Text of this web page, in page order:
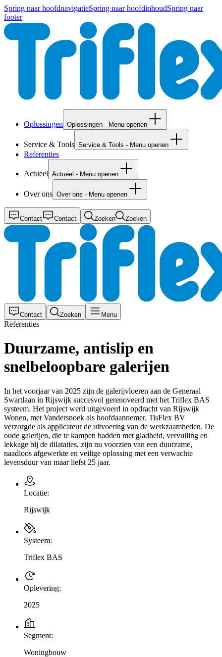
Spring naar hoofdnavigatieSpring naar hoofdinhoudSpring naar
footer
Oplossingen Oplossingen - Menu openen
Service & Tools Service & Tools - Menu openen
Referenties
Actueel Actueel - Menu openen
Over ons Over ons - Menu openen
Contact Contact Zoeken Zoeken
Contact Zoeken Menu
Referenties
Duurzame, antislip en
snelbeloopbare galerijen
In het voorjaar van 2025 zijn de galerijvloeren aan de Generaal
Swartlaan in Rijswijk succesvol gerenoveerd met het Triflex BAS
systeem. Het project werd uitgevoerd in opdracht van Rijswijk
Wonen, met Vandersnoek als hoofdaannemer. TisFlex BV
verzorgde als applicateur de uitvoering van de werkzaamheden. De
oude galerijen, die te kampen hadden met gladheid, vervuiling en
lekkage bij de dilataties, zijn nu voorzien van een duurzame,
naadloos afgewerkte en veilige oplossing met een verwachte
levensduur van maar liefst 25 jaar.
Locatie:
Rijswijk
Systeem:
Triflex BAS
Oplevering:
2025
Segment:
Woningbouw